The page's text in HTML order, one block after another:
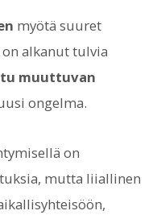
myötä suuret
alkanut tulvia
muuttuvan
ongelma.
on
mutta liiallinen